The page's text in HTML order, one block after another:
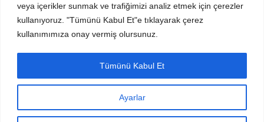
veya içerikler sunmak ve trafiğimizi analiz etmek için çerezler
kullanıyoruz. "Tümünü Kabul Et"e tıklayarak çerez
kullanımımıza onay vermiş olursunuz.
Ayarlar
Tümünü Kabul Et
Mahmut Şevket Paşa Cd. No 52 Beykoz Istanbul
+90 216 319 52 07
info@prodizayn.com.tr
FORMLAR